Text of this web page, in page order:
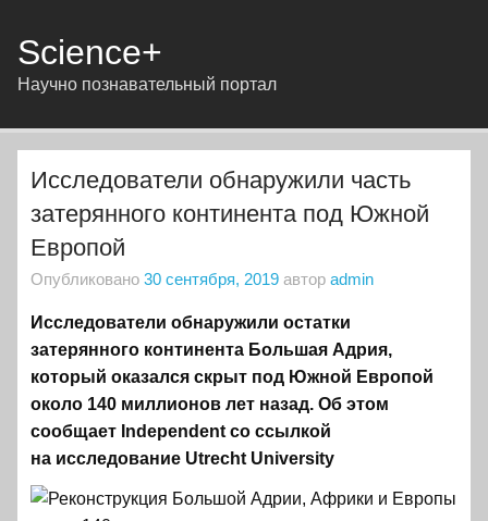
Science+
Научно познавательный портал
Исследователи обнаружили часть
затерянного континента под Южной
Европой
Опубликовано 30 сентября, 2019 автор admin
Исследователи обнаружили остатки
затерянного континента Большая Адрия,
который оказался скрыт под Южной Европой
около 140 миллионов лет назад. Об этом
сообщает Independent со ссылкой
на исследование Utrecht University